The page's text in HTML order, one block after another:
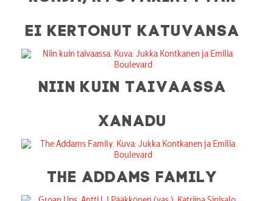
EI KERTONUT KATUVANSA
NIIN KUIN TAIVAASSA
XANADU
THE ADDAMS FAMILY